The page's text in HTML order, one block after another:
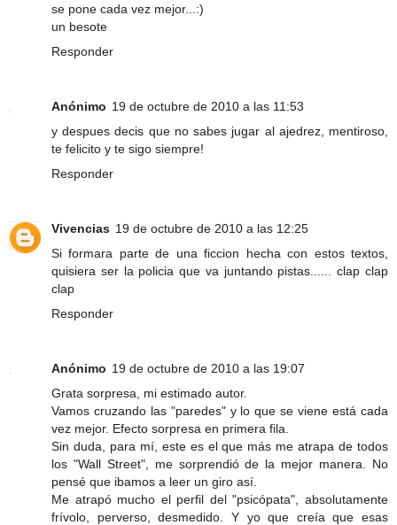
se pone cada vez mejor...:)
un besote
Responder
Anónimo 19 de octubre de 2010 a las 11:53
y despues decis que no sabes jugar al ajedrez, mentiroso,
te felicito y te sigo siempre!
Responder
Vivencias 19 de octubre de 2010 a las 12:25
Si formara parte de una ficcion hecha con estos textos,
quisiera ser la policia que va juntando pistas...... clap clap
clap
Responder
Anónimo 19 de octubre de 2010 a las 19:07
Grata sorpresa, mi estimado autor.
Vamos cruzando las "paredes" y lo que se viene está cada
vez mejor. Efecto sorpresa en primera fila.
Sin duda, para mí, este es el que más me atrapa de todos
los "Wall Street", me sorprendió de la mejor manera. No
pensé que ibamos a leer un giro así.
Me atrapó mucho el perfil del "psicópata", absolutamente
frívolo, perverso, desmedido. Y yo que creía que esas